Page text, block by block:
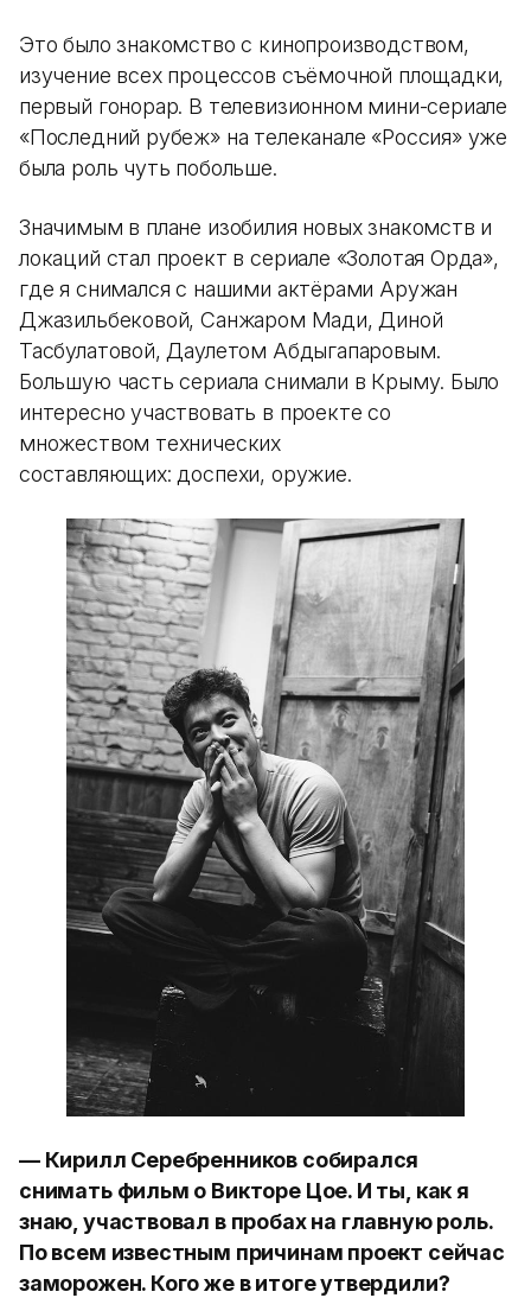
Это было знакомство с кинопроизводством,
изучение всех процессов съёмочной площадки,
первый гонорар. В телевизионном мини-сериале
«Последний рубеж» на телеканале «Россия» уже
была роль чуть побольше.
Значимым в плане изобилия новых знакомств и
локаций стал проект в сериале «Золотая Орда»,
где я снимался с нашими актёрами Аружан
Джазильбековой, Санжаром Мади, Диной
Тасбулатовой, Даулетом Абдыгапаровым.
Большую часть сериала снимали в Крыму. Было
интересно участвовать в проекте со
множеством технических
составляющих: доспехи, оружие.
— Кирилл Серебренников собирался
снимать фильм о Викторе Цое. И ты, как я
знаю, участвовал в пробах на главную роль.
По всем известным причинам проект сейчас
заморожен. Кого же в итоге утвердили?